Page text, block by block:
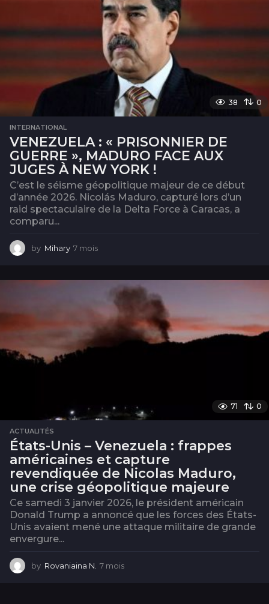
38 0
INTERNATIONAL
VENEZUELA : « PRISONNIER DE
GUERRE », MADURO FACE AUX
JUGES À NEW YORK !
C’est le séisme géopolitique majeur de ce début
d’année 2026. Nicolás Maduro, capturé lors d’un
raid spectaculaire de la Delta Force à Caracas, a
comparu...
by Mihary 7 mois
i
71 0
ACTUALITÉS
États-Unis – Venezuela : frappes
américaines et capture
revendiquée de Nicolas Maduro,
une crise géopolitique majeure
Ce samedi 3 janvier 2026, le président américain
Donald Trump a annoncé que les forces des États-
Unis avaient mené une attaque militaire de grande
envergure...
by Rovaniaina N. 7 mois